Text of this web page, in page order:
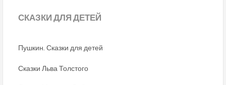
СКАЗКИДЛЯ ДЕТЕЙ
Пушкин. Сказки для детей
Сказки Льва Толстого